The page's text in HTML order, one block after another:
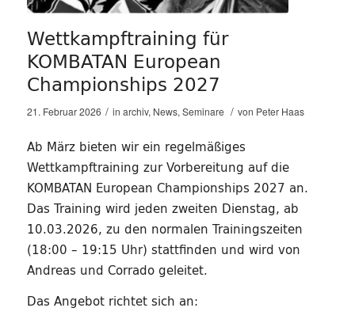
Wettkampftraining für
KOMBATAN European
Championships 2027
21. Februar 2026 / in archiv, News, Seminare / von Peter Haas
Ab März bieten wir ein regelmäßiges
Wettkampftraining zur Vorbereitung auf die
KOMBATAN European Championships 2027 an.
Das Training wird jeden zweiten Dienstag, ab
10.03.2026, zu den normalen Trainingszeiten
(18:00 – 19:15 Uhr) stattfinden und wird von
Andreas und Corrado geleitet.
Das Angebot richtet sich an: